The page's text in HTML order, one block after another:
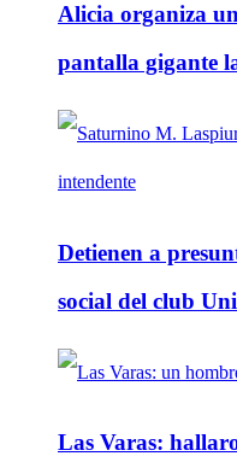
Alicia organiza
pantalla gigante
Detienen a
social del club
Las Varas: